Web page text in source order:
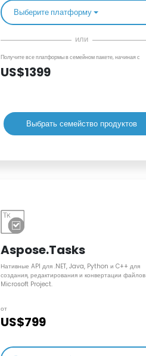
Выберите платформу
или
Получите все платформы в семейном пакете, начиная с
US$1399
Выбрать семейство продуктов
Aspose.Tasks
Нативные API для .NET, Java, Python и C++ для
создания, редактирования и конвертации файлов
Microsoft Project.
от
US$799